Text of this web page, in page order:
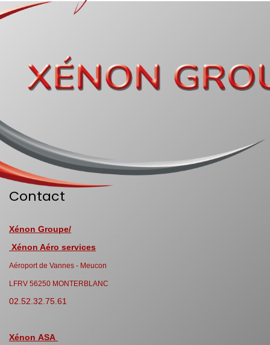
Contact
Xénon Groupe/
Xénon Aéro services
Aéroport de Vannes - Meucon
LFRV 56250 MONTERBLANC
02.52.32.75.61
Xénon ASA